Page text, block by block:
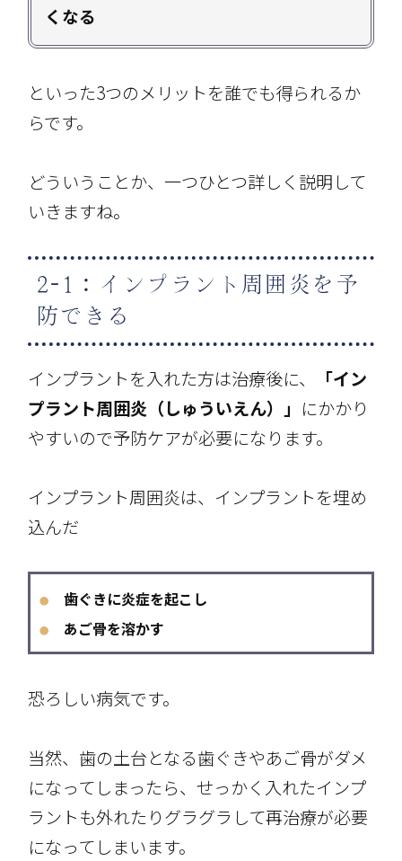
くなる
といった3つのメリットを誰でも得られるか
らです。
どういうことか、一つひとつ詳しく説明して
いきますね。
2-1：インプラント周囲炎を予
防できる
インプラントを入れた方は治療後に、
「イン
プラント周囲炎（しゅういえん）」 にかかり
やすいので予防ケアが必要になります。
インプラント周囲炎は、インプラントを埋め
込んだ
● 歯ぐきに炎症を起こし
● あご骨を溶かす
恐ろしい病気です。
当然、歯の土台となる歯ぐきやあご骨がダメ
になってしまったら、せっかく入れたインプ
ラントも外れたりグラグラして再治療が必要
になってしまいます。